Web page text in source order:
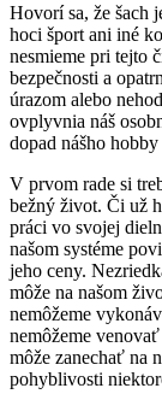
Hovorí sa, že šach
hoci šport ani iné
nesmieme pri tejto
bezpečnosti a
úrazom alebo
ovplyvnia náš
dopad nášho
V prvom rade si
bežný život. Či už
práci vo svojej
našom systéme
jeho ceny.
môže na našom
nemôžeme
nemôžeme
môže zanechať na
pohyblivosti